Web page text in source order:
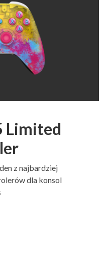
Limited
z najbardziej
dla konsol